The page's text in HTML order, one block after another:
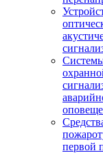
первой